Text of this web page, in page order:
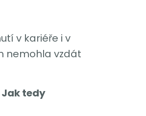
v kariéře i v
nemohla vzdát
tedy